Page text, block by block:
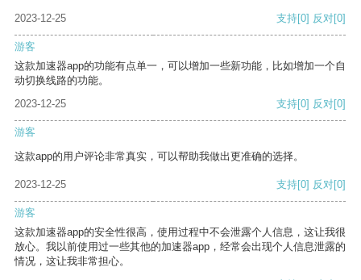
2023-12-25
支持[0] 反对[0]
游客
这款加速器app的功能有点单一，可以增加一些新功能，比如增加一个自
动切换线路的功能。
2023-12-25
支持[0] 反对[0]
游客
这款app的用户评论非常真实，可以帮助我做出更准确的选择。
2023-12-25 支持[0] 反对[0]
游客
这款加速器app的安全性很高，使用过程中不会泄露个人信息，这让我很
放心。我以前使用过一些其他的加速器app，经常会出现个人信息泄露的
情况，这让我非常担心。